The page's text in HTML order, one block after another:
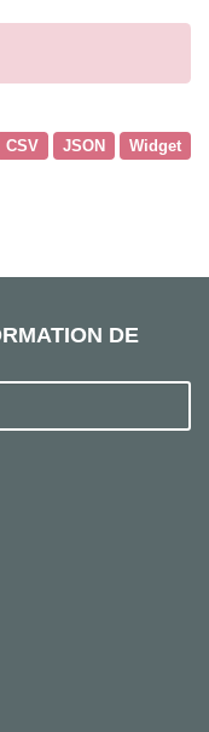
CSV JSON Widget
DE